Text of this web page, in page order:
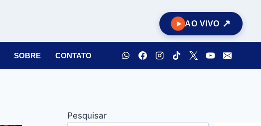
AO VIVO
SOBRE CONTATO
Pesquisar